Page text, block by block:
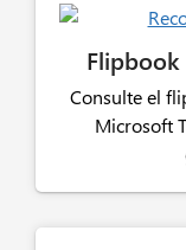
Consulte el
Microsoft